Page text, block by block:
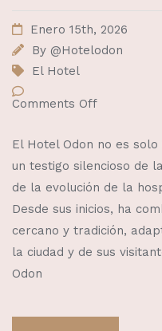
Enero 15th, 2026
By @Hotelodon
El Hotel
Comments Off
El Hotel Odon no es
un testigo silencioso de
de la evolución de la
Desde sus inicios, ha
cercano y tradición,
la ciudad y de sus
Odon